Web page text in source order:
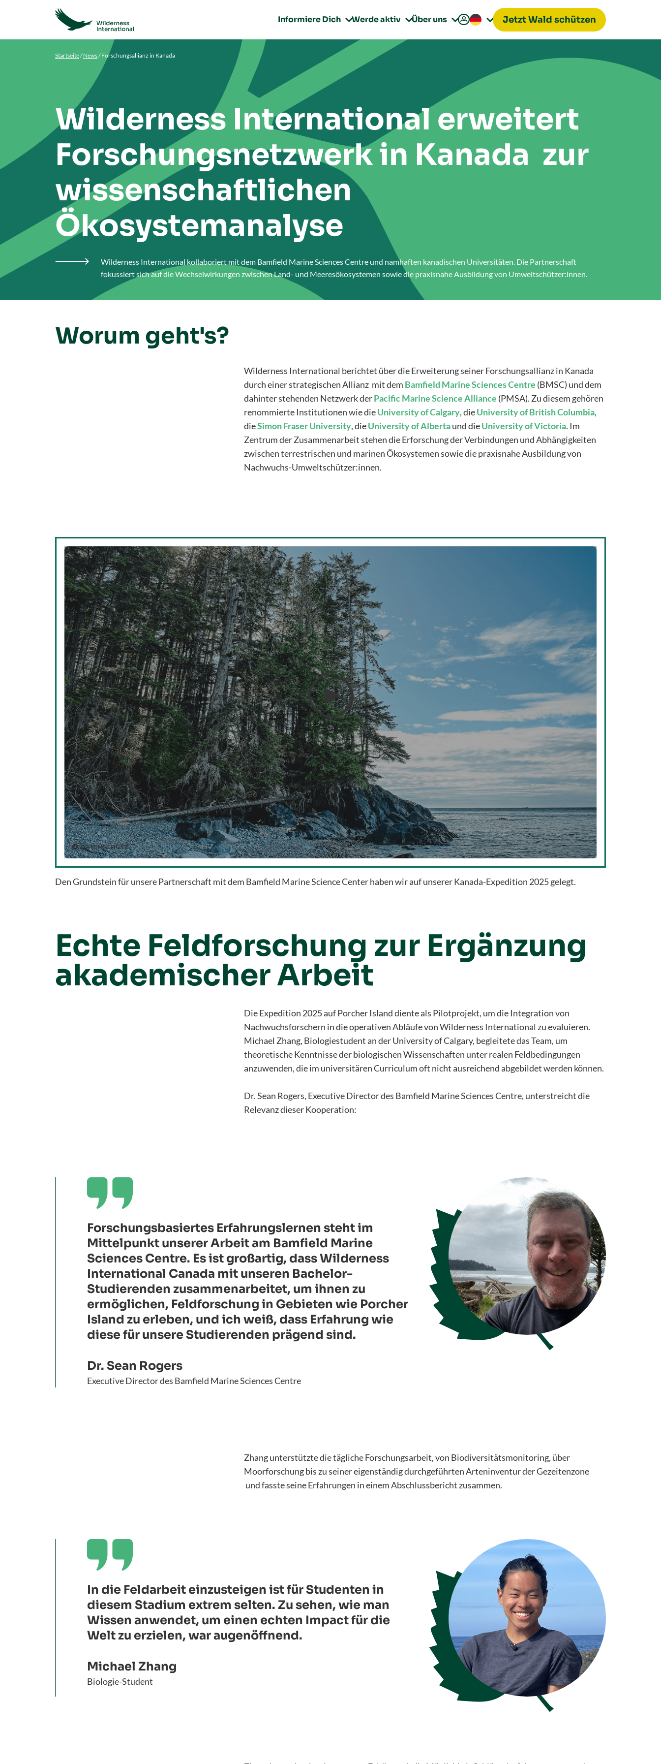
Informiere Dich Werde aktiv Über uns   Jetzt Wald schützen
Startseite/News/Forschungsallianz in Kanada
Wilderness International erweitert
Forschungsnetzwerk in Kanada zur
wissenschaftlichen
Ökosystemanalyse

Wilderness International kollaboriert mit dem Bamfield Marine Sciences Centre und namhaften kanadischen Universitäten. Die Partnerschaft
fokussiert sich auf die Wechselwirkungen zwischen Land- und Meeresökosystemen sowie die praxisnahe Ausbildung von Umweltschützer:innen.
Worum geht's?
Wilderness International berichtet über die Erweiterung seiner Forschungsallianz in Kanada
durch einer strategischen Allianz mit dem Bamfield MarineSciencesCentre (BMSC) und dem
dahinter stehenden Netzwerk derPacificMarineScienceAlliance (PMSA). Zu diesem gehören
renommierte Institutionen wie dieUniversity of Calgary, dieUniversityofBritishColumbia,
dieSimonFraserUniversity, dieUniversityof Albertaund dieUniversity of Victoria. Im
Zentrum der Zusammenarbeit stehen die Erforschung der Verbindungen und Abhängigkeiten
zwischen terrestrischen und marinen Ökosystemen sowie die praxisnahe Ausbildung von
Nachwuchs-Umweltschützer:innen.

 DATENSCHUTZ
Den Grundstein für unsere Partnerschaft mit dem Bamfield Marine Science Center haben wir auf unserer Kanada-Expedition 2025 gelegt.
Echte Feldforschung zur Ergänzung
akademischer Arbeit
Die Expedition 2025 auf Porcher Island diente als Pilotprojekt, um die Integration von
Nachwuchsforschern in die operativen Abläufe von Wilderness International zu evaluieren.
Michael Zhang, Biologiestudent an der University of Calgary, begleitete das Team, um
theoretische Kenntnisse der biologischen Wissenschaften unter realen Feldbedingungen
anzuwenden, die im universitären Curriculum oft nicht ausreichend abgebildet werden können.
Dr. Sean Rogers, Executive Director des Bamfield Marine Sciences Centre, unterstreicht die
Relevanz dieser Kooperation:

Forschungsbasiertes Erfahrungslernen steht im
Mittelpunkt unserer Arbeit am Bamfield Marine
Sciences Centre. Es ist großartig, dass Wilderness
International Canada mit unseren Bachelor-
Studierenden zusammenarbeitet, um ihnen zu
ermöglichen, Feldforschung in Gebieten wie Porcher
Island zu erleben, und ich weiß, dass Erfahrung wie
diese für unsere Studierenden prägend sind.
Dr. Sean Rogers
Executive Director des Bamfield Marine Sciences Centre
Zhang unterstützte die tägliche Forschungsarbeit, von Biodiversitätsmonitoring, über
Moorforschung bis zu seiner eigenständig durchgeführten Arteninventur der Gezeitenzone
und fasste seine Erfahrungen in einem Abschlussbericht zusammen.

In die Feldarbeit einzusteigen ist für Studenten in
diesem Stadium extrem selten. Zu sehen, wie man
Wissen anwendet, um einen echten Impact für die
Welt zu erzielen, war augenöffnend.
Michael Zhang
Biologie-Student